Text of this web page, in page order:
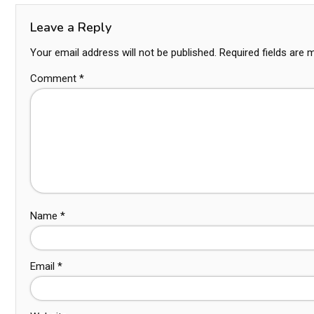
Leave a Reply
Your email address will not be published. Required fields are
Comment *
Name *
Email *